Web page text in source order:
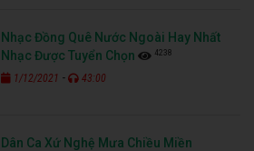
Nhạc Đồng Quê Nước Ngoài Hay Nhất
Nhạc Được Tuyển Chọn
4238
1/12/2021 - 43:00
Dân Ca Xứ Nghệ Mưa Chiều Miền